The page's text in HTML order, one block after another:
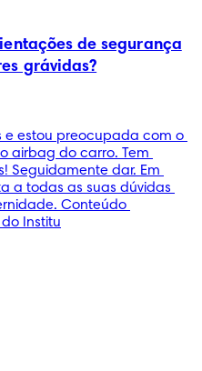
de segurança
grávidas?
e estou preocupada com o
airbag do carro. Tem
Seguidamente dar. Em
a todas as suas dúvidas
Conteúdo
Institu